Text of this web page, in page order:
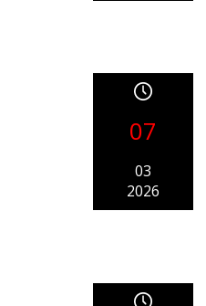
07
03
2026